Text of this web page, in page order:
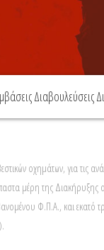
Διαβουλεύσεις
οχημάτων, για τις
της Διακήρυξης
Φ.Π.Α., και εκατό